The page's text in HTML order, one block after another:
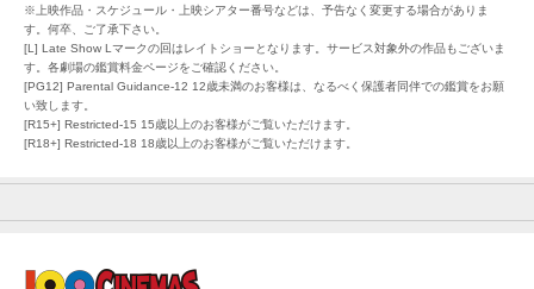
※上映作品・スケジュール・上映シアター番号などは、予告なく変更する場合がありま
す。何卒、ご了承下さい。
[L] Late Show Lマークの回はレイトショーとなります。サービス対象外の作品もございま
す。各劇場の鑑賞料金ページをご確認ください。
[PG12] Parental Guidance-12 12歳未満のお客様は、なるべく保護者同伴での鑑賞をお願
い致します。
[R15+] Restricted-15 15歳以上のお客様がご覧いただけます。
[R18+] Restricted-18 18歳以上のお客様がご覧いただけます。